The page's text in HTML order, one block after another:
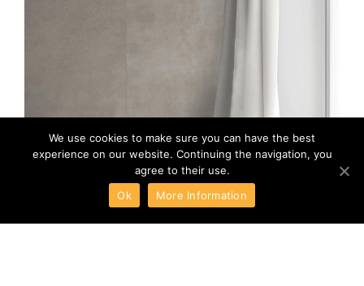
We use cookies to make sure you can have the best
experience on our website. Continuing the navigation, you
agree to their use.
Ok
More Information